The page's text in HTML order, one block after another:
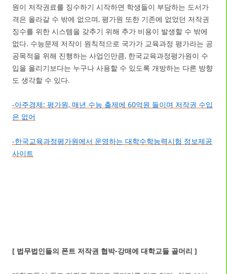
원이 저작권료를 징수하기 시작하면 학생들이 부담하는 도서가
격은 올라갈 수 밖에 없으며, 평가원 또한 기존에 없었던 저작권
징수를 위한 시스템을 갖추기 위해 추가 비용이 발생할 수 밖에
없다. 수능문제 저작이 원칙적으로 국가가 교육과정 평가라는 공
공목적을 위해 진행하는 사업인만큼, 한국교육과정평가원이 수
입을 올리기보다는 누구나 사용할 수 있도록 개방하는 다른 방향
도 생각할 수 있다.
-아주경제: 평가원, 매년 수능 출제에 60억원 들이며 저작권 수입
은 없어
-한국교육과정평가원에서 운영하는 대학수학능력시험 정보제공
사이트
[ 법무법인들의 폰트 저작권 협박-강매에 대학교들 골머리 ]